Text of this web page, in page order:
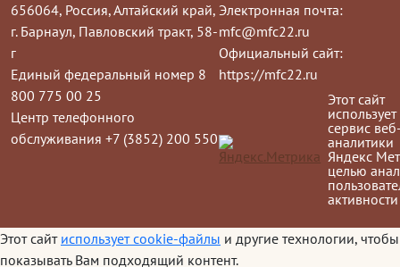
656064, Россия, Алтайский край,
г. Барнаул, Павловский тракт, 58-
г
Единый федеральный номер 8
800 775 00 25
Центр телефонного
обслуживания +7 (3852) 200 550
Электронная почта:
mfc@mfc22.ru
Официальный сайт:
https://mfc22.ru
Этот сайт
использует
сервис
аналитики
Яндекс
целью
активности
Этот сайт использует cookie-файлы и другие технологии, чтобы
показывать Вам подходящий контент.